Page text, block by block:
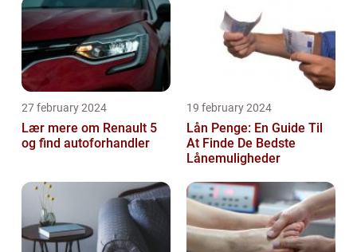
27 february 2024
Lær mere om Renault 5
og find autoforhandler
19 february 2024
Lån Penge: En Guide Til
At Finde De Bedste
Lånemuligheder